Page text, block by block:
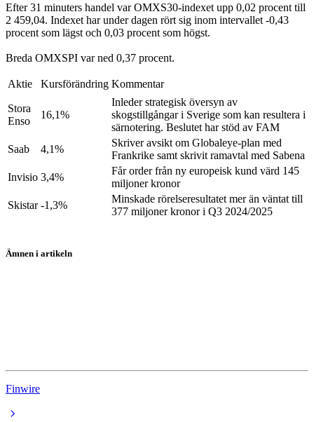
Efter 31 minuters handel var OMXS30-indexet upp 0,02 procent till
2 459,04. Indexet har under dagen rört sig inom intervallet -0,43
procent som lägst och 0,03 procent som högst.
Breda OMXSPI var ned 0,37 procent.
Aktie Kursförändring Kommentar
Stora
Enso
16,1%
Inleder strategisk översyn av
skogstillgångar i Sverige som kan resultera i
särnotering. Beslutet har stöd av FAM
Saab
4,1%
Skriver avsikt om Globaleye-plan med
Frankrike samt skrivit ramavtal med Sabena
Invisio 3,4%
Får order från ny europeisk kund värd 145
miljoner kronor
Skistar -1,3%
Minskade rörelseresultatet mer än väntat till
377 miljoner kronor i Q3 2024/2025
Ämnen i artikeln
Finwire